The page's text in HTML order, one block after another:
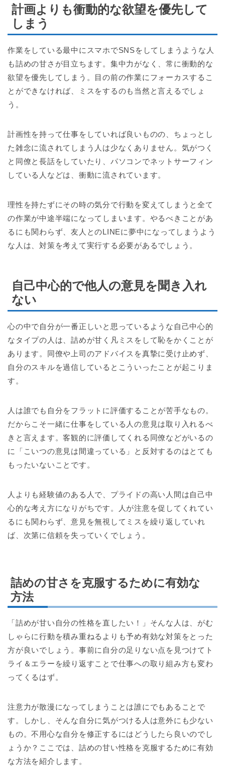
計画よりも衝動的な欲望を優先して
しまう
作業をしている最中にスマホでSNSをしてしまうような人
も詰めの甘さが目立ちます。集中力がなく、常に衝動的な
欲望を優先してしまう。目の前の作業にフォーカスするこ
とができなければ、ミスをするのも当然と言えるでしょ
う。
計画性を持って仕事をしていれば良いものの、ちょっとし
た雑念に流されてしまう人は少なくありません。気がつく
と同僚と長話をしていたり、パソコンでネットサーフィン
している人などは、衝動に流されています。
理性を持たずにその時の気分で行動を変えてしまうと全て
の作業が中途半端になってしまいます。やるべきことがあ
るにも関わらず、友人とのLINEに夢中になってしまうよう
な人は、対策を考えて実行する必要があるでしょう。
自己中心的で他人の意見を聞き入れ
ない
心の中で自分が一番正しいと思っているような自己中心的
なタイプの人は、詰めが甘く凡ミスをして恥をかくことが
あります。同僚や上司のアドバイスを真摯に受け止めず、
自分のスキルを過信しているとこういったことが起こりま
す。
人は誰でも自分をフラットに評価することが苦手なもの。
だからこそ一緒に仕事をしている人の意見は取り入れるべ
きと言えます。客観的に評価してくれる同僚などがいるの
に「こいつの意見は間違っている」と反対するのはとても
もったいないことです。
人よりも経験値のある人で、プライドの高い人間は自己中
心的な考え方になりがちです。人が注意を促してくれてい
るにも関わらず、意見を無視してミスを繰り返していれ
ば、次第に信頼を失っていくでしょう。
詰めの甘さを克服するために有効な
方法
「詰めが甘い自分の性格を直したい！」そんな人は、がむ
しゃらに行動を積み重ねるよりも予め有効な対策をとった
方が良いでしょう。事前に自分の足りない点を見つけてト
ライ＆エラーを繰り返すことで仕事への取り組み方も変わ
ってくるはず。
注意力が散漫になってしまうことは誰にでもあることで
す。しかし、そんな自分に気がつける人は意外にも少ない
もの。不用心な自分を修正するにはどうしたら良いのでし
ょうか？ここでは、詰めの甘い性格を克服するために有効
な方法を紹介します。